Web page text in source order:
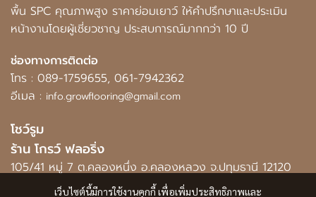
เว็บไซต์นี้มีการใช้งานคุกกี้ เพื่อเพิ่มประสิทธิภาพและ
พื้น SPC คุณภาพสูง ราคาย่อมเยาว์ ให้คำปรึกษาและประเมิน
หน้างานโดยผู้เชี่ยวชาญ ประสบการณ์มากกว่า 10 ปี
ช่องทางการติดต่อ
โทร : 089-1759655, 061-7942362
อีเมล : info.growflooring@gmail.com
โชว์รูม
ร้าน โกรว์ ฟลอริ่ง
105/41 หมู่ 7 ต.คลองหนึ่ง อ.คลองหลวง จ.ปทุมธานี 12120